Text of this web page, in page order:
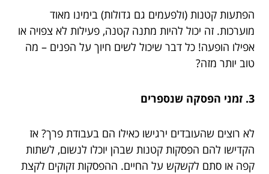
הפתעות קטנות (ולפעמים גם גדולות) בימינו מאוד
מוערכות. זה יכול להיות מתנה קטנה, פעילות לא צפויה או
אפילו הופעה! כל דבר שיכול לשים חיוך על הפנים – מה
טוב יותר מזה?
3. זמני הפסקה שנספרים
לא רוצים שהעובדים ירגישו כאילו הם בעבודת פרך? אז
הקדישו להם הפסקות קטנות שבהן יוכלו לנשום, לשתות
קפה או סתם לקשקש על החיים. ההפסקות זקוקים לקצת